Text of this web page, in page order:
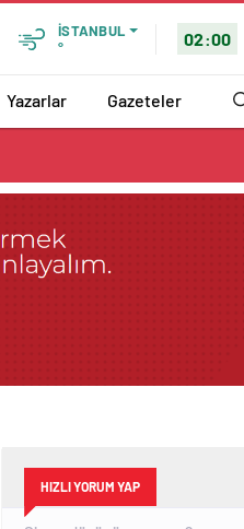
İSTANBUL
°
02:00
Yazarlar Gazeteler
HIZLI YORUM YAP